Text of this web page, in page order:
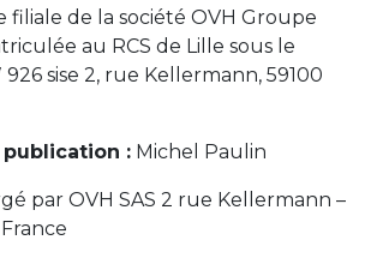
filiale de la société OVH Groupe
au RCS de Lille sous le
sise 2, rue Kellermann, 59100
: Michel Paulin
par OVH SAS 2 rue Kellermann –